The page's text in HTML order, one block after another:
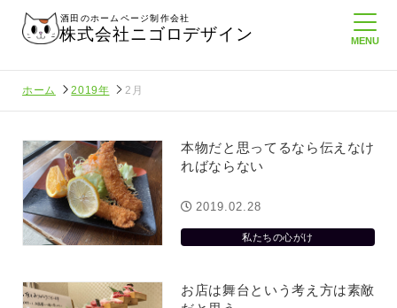
酒田のホームページ制作会社
株式会社ニゴロデザイン
ホーム 2019年 2月
本物だと思ってるなら伝えなけ
ればならない
私たちの心がけ
2019.02.28
お店は舞台という考え方は素敵